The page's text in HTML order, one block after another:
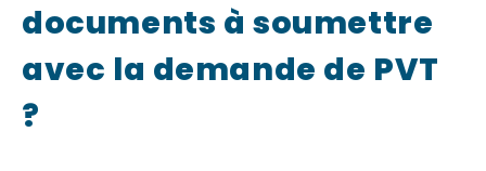
documents à soumettre
avec la demande de PVT
?